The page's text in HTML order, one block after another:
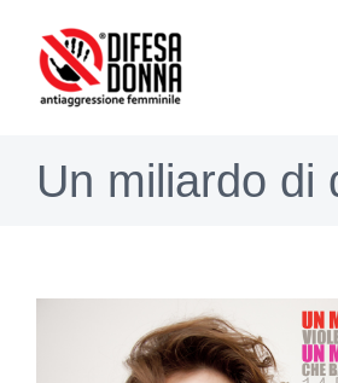
contenuto
Un miliardo di
Ingrandisci
immagine